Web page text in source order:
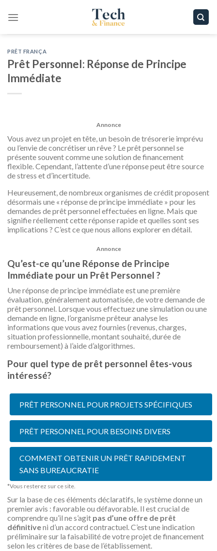
PRÊT FRANÇA
Prêt Personnel: Réponse de Principe
Immédiate
Annonce
Vous avez un projet en tête, un besoin de trésorerie imprévu
ou l’envie de concrétiser un rêve ? Le prêt personnel se
présente souvent comme une solution de financement
flexible. Cependant, l’attente d’une réponse peut être source
de stress et d’incertitude.
Heureusement, de nombreux organismes de crédit proposent
désormais une « réponse de principe immédiate » pour les
demandes de prêt personnel effectuées en ligne. Mais que
signifie réellement cette réponse rapide et quelles sont ses
implications ? C’est ce que nous allons explorer en détail.
Annonce
Qu’est-ce qu’une Réponse de Principe
Immédiate pour un Prêt Personnel ?
Une réponse de principe immédiate est une première
évaluation, généralement automatisée, de votre demande de
prêt personnel. Lorsque vous effectuez une simulation ou une
demande en ligne, l’organisme prêteur analyse les
informations que vous avez fournies (revenus, charges,
situation professionnelle, montant souhaité, durée de
remboursement) à l’aide d’algorithmes.
Pour quel type de prêt personnel êtes-vous
intéressé?
PRÊT PERSONNEL POUR PROJETS SPÉCIFIQUES
PRÊT PERSONNEL POUR BESOINS DIVERS
COMMENT OBTENIR UN PRÊT RAPIDEMENT
SANS BUREAUCRATIE
*Vous resterez sur ce site.
Sur la base de ces éléments déclaratifs, le système donne un
premier avis : favorable ou défavorable. Il est crucial de
comprendre qu’il ne s’agit pas d’une offre de prêt
définitiveni d’un accord contractuel. C’est une indication
préliminaire sur la faisabilité de votre projet de financement
selon les critères de base de l’établissement.